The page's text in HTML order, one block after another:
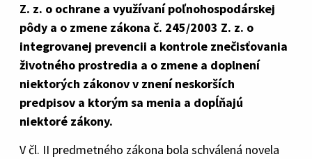
Z. z. o ochrane a využívaní poľnohospodárskej
pôdy a o zmene zákona č. 245/2003 Z. z. o
integrovanej prevencii a kontrole znečisťovania
životného prostredia a o zmene a doplnení
niektorých zákonov v znení neskorších
predpisov a ktorým sa menia a dopĺňajú
niektoré zákony.
V čl. II predmetného zákona bola schválená novela